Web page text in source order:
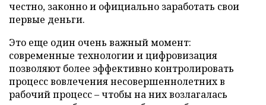
честно, законно и официально заработать свои
первые деньги.
Это еще один очень важный момент:
современные технологии и цифровизация
позволяют более эффективно контролировать
процесс вовлечения несовершеннолетних в
рабочий процесс – чтобы на них возлагалась